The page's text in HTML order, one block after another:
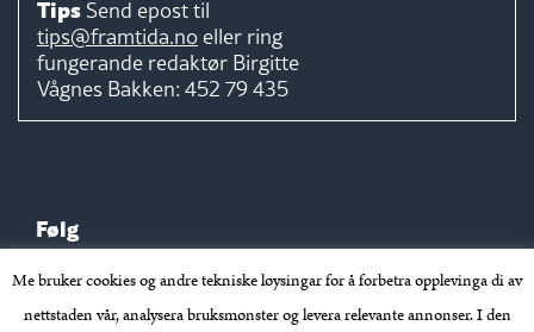
Følg
Tips Send epost til
tips@framtida.no eller ring
fungerande redaktør Birgitte
Vågnes Bakken: 452 79 435
Me bruker cookies og andre tekniske løysingar for å forbetra opplevinga di av
nettstaden vår, analysera bruksmønster og levera relevante annonser. I den